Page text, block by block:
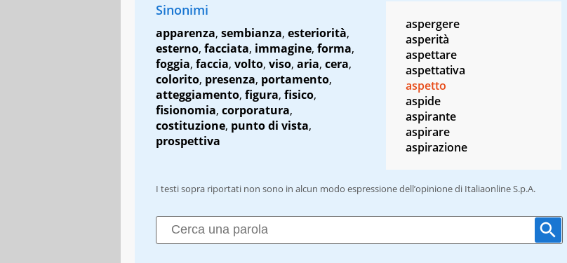
Sinonimi
apparenza, sembianza, esteriorità,
esterno, facciata, immagine, forma,
foggia, faccia, volto, viso, aria, cera,
colorito, presenza, portamento,
atteggiamento, figura, fisico,
fisionomia, corporatura,
costituzione, punto di vista,
prospettiva
aspergere
asperità
aspettare
aspettativa
aspetto
aspide
aspirante
aspirare
aspirazione
I testi sopra riportati non sono in alcun modo espressione dell’opinione di Italiaonline S.p.A.